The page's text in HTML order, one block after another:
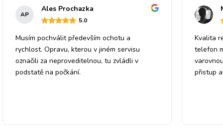
AP
Ales Prochazka
5.0
Musím pochválit především ochotu a
rychlost. Opravu, kterou v jiném servisu
označili za neproveditelnou, tu zvládli v
podstatě na počkání.
Kvalita
telefon
přistup